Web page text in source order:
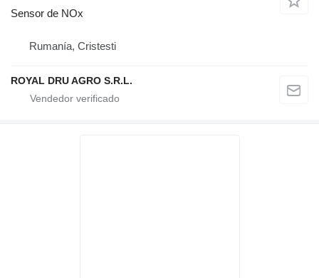
Sensor de NOx
Rumanía, Cristesti
ROYAL DRU AGRO S.R.L.